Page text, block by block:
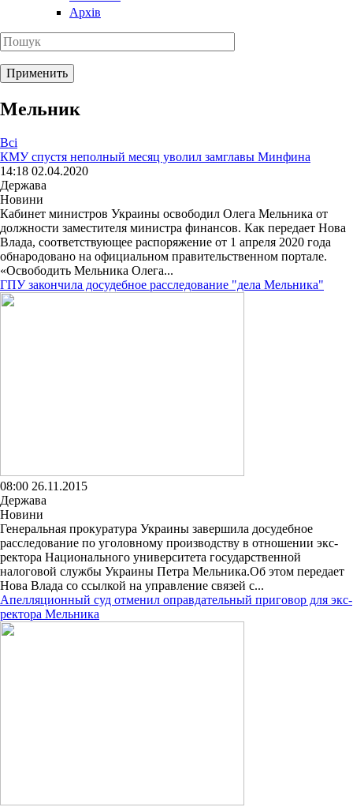
Архів
Мельник
Всі
КМУ спустя неполный месяц уволил замглавы Минфина
14:18 02.04.2020
Держава
Новини
Кабинет министров Украины освободил Олега Мельника от
должности заместителя министра финансов. Как передает Нова
Влада, соответствующее распоряжение от 1 апреля 2020 года
обнародовано на официальном правительственном портале.
«Освободить Мельника Олега...
ГПУ закончила досудебное расследование "дела Мельника"
08:00 26.11.2015
Держава
Новини
Генеральная прокуратура Украины завершила досудебное
расследование по уголовному производству в отношении экс-
ректора Национального университета государственной
налоговой службы Украины Петра Мельника.Об этом передает
Нова Влада со ссылкой на управление связей с...
Апелляционный суд отменил оправдательный приговор для экс-
ректора Мельника